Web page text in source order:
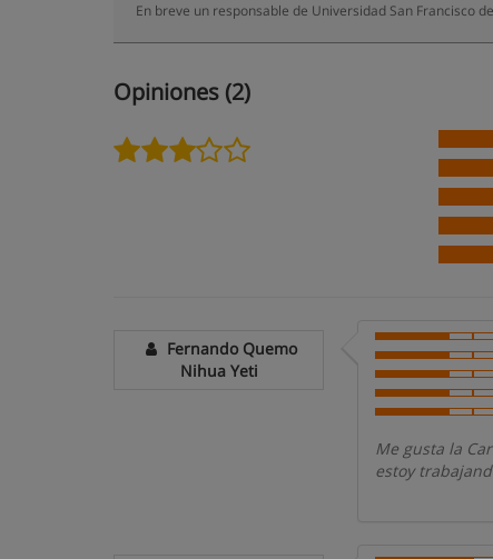
En breve un responsable de Universidad San Francisco
Opiniones (2)
Fernando Quemo
Nihua Yeti
Me gusta la
estoy